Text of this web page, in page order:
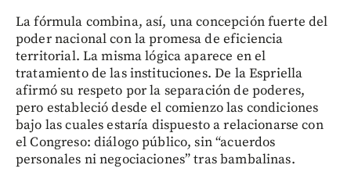
La fórmula combina, así, una concepción fuerte del
poder nacional con la promesa de eficiencia
territorial. La misma lógica aparece en el
tratamiento de las instituciones. De la Espriella
afirmó su respeto por la separación de poderes,
pero estableció desde el comienzo las condiciones
bajo las cuales estaría dispuesto a relacionarse con
el Congreso: diálogo público, sin “acuerdos
personales ni negociaciones” tras bambalinas.